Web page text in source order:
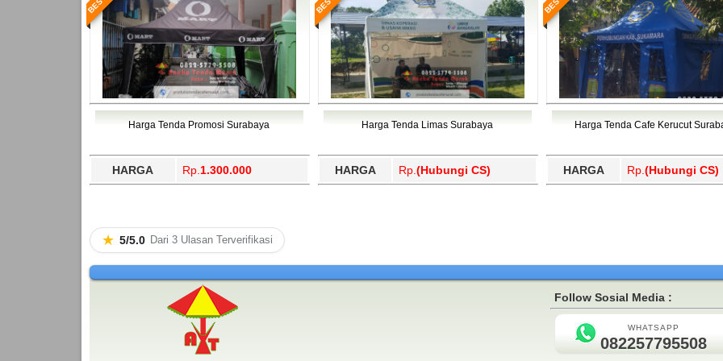
Harga Tenda Promosi Surabaya
HARGA Rp. 1.300.000
Harga Tenda Limas Surabaya
HARGA Rp. (Hubungi CS)
Harga Tenda Cafe Kerucut
HARGA Rp. (Hubungi CS)
★ 5/5.0 Dari 3 Ulasan Terverifikasi
Follow Sosial Media :
WHATSAPP
082257795508